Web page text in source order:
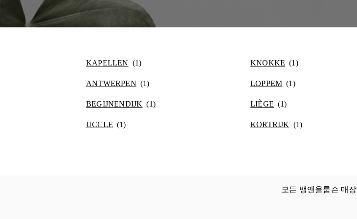
KAPELLEN
ANTWERPEN
BEGIJNENDIJK
UCCLE
KNOKKE
LOPPEM
LIÈGE
KORTRIJK
모든 뱅앤올룹슨 매장